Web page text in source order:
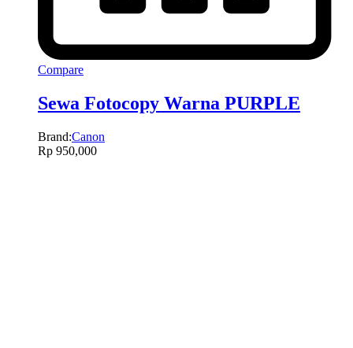
Compare
Sewa Fotocopy Warna PURPLE
Brand:Canon
Rp 950,000